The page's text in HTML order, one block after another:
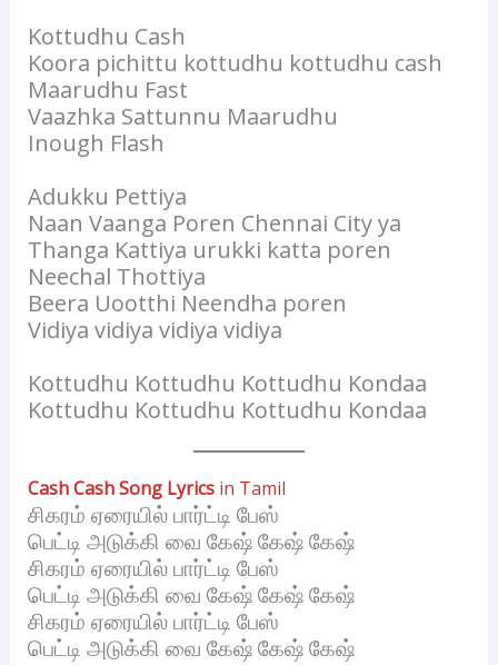
Kottudhu Cash
Koora pichittu kottudhu kottudhu cash
Maarudhu Fast
Vaazhka Sattunnu Maarudhu
Inough Flash
Adukku Pettiya
Naan Vaanga Poren Chennai City ya
Thanga Kattiya urukki katta poren
Neechal Thottiya
Beera Uootthi Neendha poren
Vidiya vidiya vidiya vidiya
Kottudhu Kottudhu Kottudhu Kondaa
Kottudhu Kottudhu Kottudhu Kondaa
Cash Cash Song Lyricsin Tamil
சிகரம் ஏரையில் பார்ட்டி பேஸ்
பெட்டி அடுக்கி வை கேஷ் கேஷ் கேஷ்
சிகரம் ஏரையில் பார்ட்டி பேஸ்
பெட்டி அடுக்கி வை கேஷ் கேஷ் கேஷ்
சிகரம் ஏரையில் பார்ட்டி பேஸ்
பெட்டி அடுக்கி வை கேஷ் கேஷ் கேஷ்